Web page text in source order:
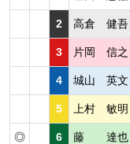
2 高倉 健吾
3 片岡 信之
4 城山 英文
5 上村 敏明
◎ 6 藤 達也